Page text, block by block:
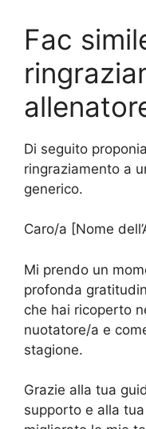
Fac
Di seguito
ringraziamento a
generico.
Caro/a [Nome
Mi prendo un
profonda
che hai ricoperto
nuotatore/a e
stagione.
Grazie alla tua
supporto e alla